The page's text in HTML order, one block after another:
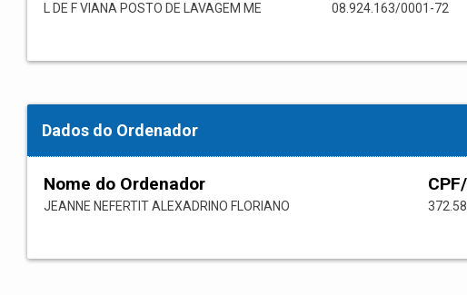
L DE F VIANA POSTO DE LAVAGEM ME 08.924.163/0001-72
Dados do Ordenador
Nome do Ordenador
JEANNE NEFERTIT ALEXADRINO FLORIANO